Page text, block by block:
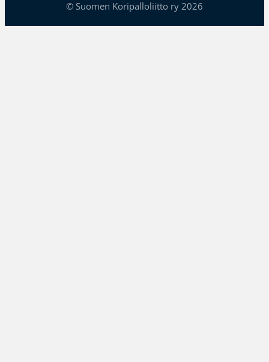
© Suomen Koripalloliitto ry 2026